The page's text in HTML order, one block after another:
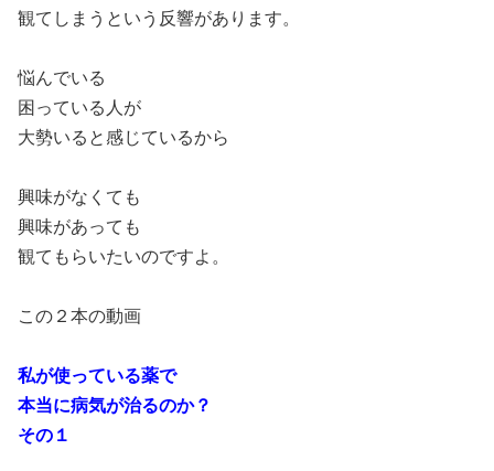
観てしまうという反響があります。
悩んでいる
困っている人が
大勢いると感じているから
興味がなくても
興味があっても
観てもらいたいのですよ。
この２本の動画
私が使っている薬で
本当に病気が治るのか？
その１